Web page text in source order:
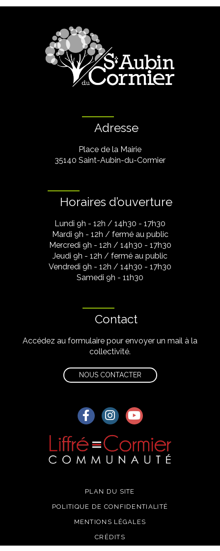
Adresse
Place de la Mairie
35140 Saint-Aubin-du-Cormier
Horaires d’ouverture
Lundi 9h - 12h / 14h30 - 17h30
Mardi 9h - 12h / fermé au public
Mercredi 9h - 12h / 14h30 - 17h30
Jeudi 9h - 12h / fermé au public
Vendredi 9h - 12h / 14h30 - 17h30
Samedi 9h - 11h30
Contact
Accédez au formulaire pour envoyer un mail à la
collectivité.
NOUS CONTACTER
Lien vers le compte Facebook
Lien vers le compte
Lien vers la chaîne
PLAN DU SITE
POLITIQUE DE CONFIDENTIALITÉ
MENTIONS LÉGALES
CRÉDITS